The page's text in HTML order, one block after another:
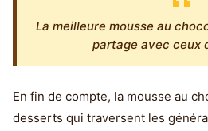
La meilleure mousse au
partage avec ceux
En fin de compte, la mousse au
desserts qui traversent les